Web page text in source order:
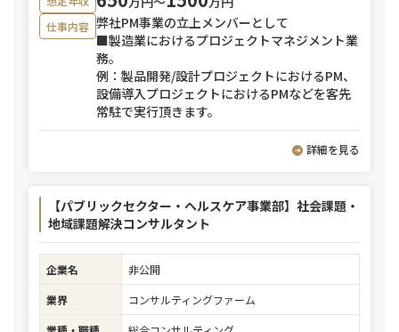
仕事内容 弊社PM事業の立上メンバーとして
■製造業におけるプロジェクトマネジメント業
務。
例：製品開発/設計プロジェクトにおけるPM、
設備導入プロジェクトにおけるPMなどを客先
常駐で実行頂きます。
詳細を見る
【パブリックセクター・ヘルスケア事業部】社会課題・
地域課題解決コンサルタント
企業名
非公開
業界
コンサルティングファーム